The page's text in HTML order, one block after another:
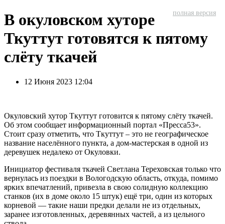
полная версия
В окуловском хуторе
Ткуттут готовятся к пятому
слёту ткачей
12 Июня 2023 12:04
Окуловский хутор Ткуттут готовится к пятому слёту ткачей.
Об этом сообщает информационный портал «Пресса53».
Стоит сразу отметить, что Ткуттут – это не географическое
название населённого пункта, а дом-мастерская в одной из
деревушек недалеко от Окуловки.
Инициатор фестиваля ткачей Светлана Тереховская только что
вернулась из поездки в Вологодскую область, откуда, помимо
ярких впечатлений, привезла в свою солидную коллекцию
станков (их в доме около 15 штук) ещё три, один из которых
корневой — такие наши предки делали не из отдельных,
заранее изготовленных, деревянных частей, а из цельного